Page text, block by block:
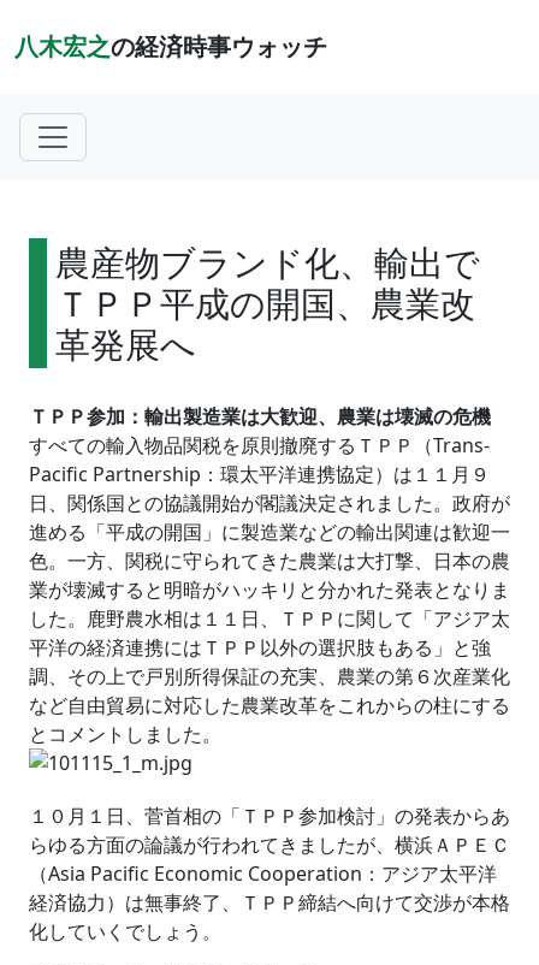
八木宏之の経済時事ウォッチ
農産物ブランド化、輸出で
ＴＰＰ平成の開国、農業改
革発展へ
ＴＰＰ参加：輸出製造業は大歓迎、農業は壊滅の危機
すべての輸入物品関税を原則撤廃するＴＰＰ（Trans-
Pacific Partnership：環太平洋連携協定）は１１月９
日、関係国との協議開始が閣議決定されました。政府が
進める「平成の開国」に製造業などの輸出関連は歓迎一
色。一方、関税に守られてきた農業は大打撃、日本の農
業が壊滅すると明暗がハッキリと分かれた発表となりま
した。鹿野農水相は１１日、ＴＰＰに関して「アジア太
平洋の経済連携にはＴＰＰ以外の選択肢もある」と強
調、その上で戸別所得保証の充実、農業の第６次産業化
など自由貿易に対応した農業改革をこれからの柱にする
とコメントしました。
１０月１日、菅首相の「ＴＰＰ参加検討」の発表からあ
らゆる方面の論議が行われてきましたが、横浜ＡＰＥＣ
（Asia Pacific Economic Cooperation：アジア太平洋
経済協力）は無事終了、ＴＰＰ締結へ向けて交渉が本格
化していくでしょう。